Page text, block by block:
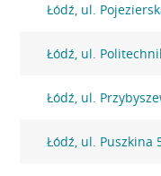
Łódź, ul.
Łódź, ul.
Łódź, ul.
Łódź, ul. Puszkina